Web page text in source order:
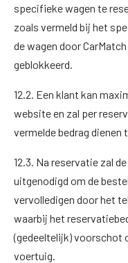
specifieke wagen te
zoals vermeld bij het
de wagen door
geblokkeerd.
12.2. Een klant kan
website en zal per
vermelde bedrag dienen
12.3. Na reservatie zal
uitgenodigd om de
vervolledigen door het
waarbij het
(gedeeltelijk) voorschot
voertuig.